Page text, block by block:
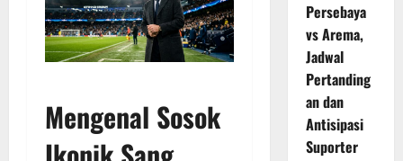
Mengenal Sosok
Persebaya
vs Arema,
Jadwal
Pertanding
an dan
Antisipasi
Suporter